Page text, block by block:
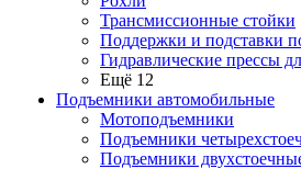
Трансмиссионные стойки
Поддержки и подставки
Гидравлические прессы
Ещё 12
Подъемники автомобильные
Мотоподъемники
Подъемники
Подъемники